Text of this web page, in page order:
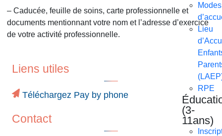
Modes
Lieu
RPE
(3-
11ans)
– Caducée, feuille de soins, carte professionnelle et
documents mentionnant votre nom et l’adresse d’exercice
de votre activité professionnelle.
Liens utiles
Téléchargez Pay by phone
Contact